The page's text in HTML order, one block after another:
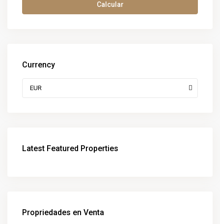
Calcular
Currency
EUR
Latest Featured Properties
Propriedades en Venta